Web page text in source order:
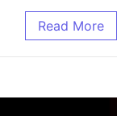
Read More